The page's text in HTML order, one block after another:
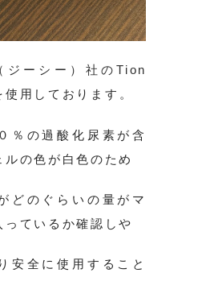
ジーシー）社のTion
使用しております。
％の過酸化尿素が含
ルの色が白色のため
どのぐらいの量がマ
っているか確認しや
安全に使用すること